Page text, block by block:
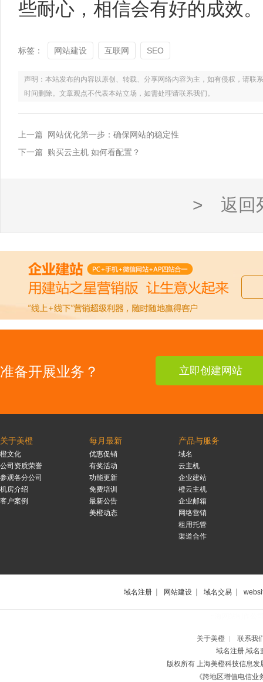
些耐心，相信会有好的成效。
标签： 网站建设 互联网 SEO
声明：本站发布的内容以原创、转载、分享网络内容为主，如有侵权，请
时间删除。文章观点不代表本站立场，如需处理请联系我们。
上一篇 网站优化第一步：确保网站的稳定性
下一篇 购买云主机 如何看配置？
> 返回
准备开展业务？ 立即创建网站
关于美橙
橙文化
公司资质荣誉
参观各分公司
机房介绍
客户案例
每月最新
优惠促销
有奖活动
功能更新
免费培训
最新公告
美橙动态
产品与服务
域名
云主机
企业建站
橙云主机
企业邮箱
网络营销
租用托管
渠道合作
域名注册 | 网站建设 | 域名交易 |
关于美橙 |
联系我
域名注册,域名
版权所有 上海美橙科技信息
《跨地区增值电信